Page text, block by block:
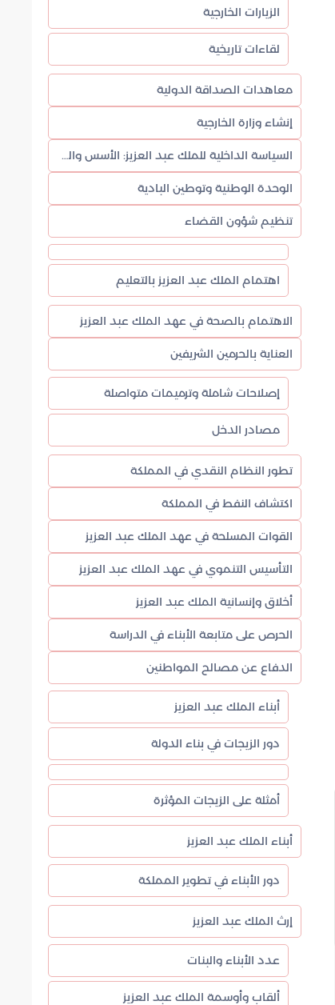
الزيارات الخارجية
لقاءات تاريخية
معاهدات الصداقة الدولية
إنشاء وزارة الخارجية
السياسة الداخلية للملك عبد العزيز: الأسس والمبادئ
الوحدة الوطنية وتوطين البادية
تنظيم شؤون القضاء
اهتمام الملك عبد العزيز بالتعليم
الاهتمام بالصحة في عهد الملك عبد العزيز
العناية بالحرمين الشريفين
إصلاحات شاملة وترميمات متواصلة
مصادر الدخل
تطور النظام النقدي في المملكة
اكتشاف النفط في المملكة
القوات المسلحة في عهد الملك عبد العزيز
التأسيس التنموي في عهد الملك عبد العزيز
أخلاق وإنسانية الملك عبد العزيز
الحرص على متابعة الأبناء في الدراسة
الدفاع عن مصالح المواطنين
أبناء الملك عبد العزيز
دور الزيجات في بناء الدولة
أمثلة على الزيجات المؤثرة
أبناء الملك عبد العزيز
دور الأبناء في تطوير المملكة
إرث الملك عبد العزيز
عدد الأبناء والبنات
ألقاب وأوسمة الملك عبد العزيز